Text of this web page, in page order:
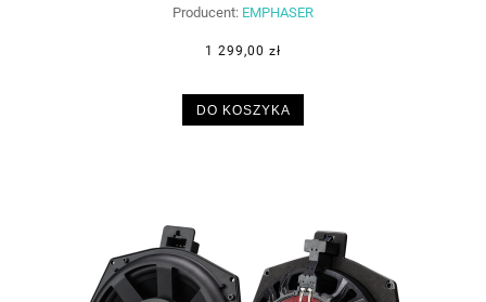
Producent: EMPHASER
1 299,00 zł
DO KOSZYKA